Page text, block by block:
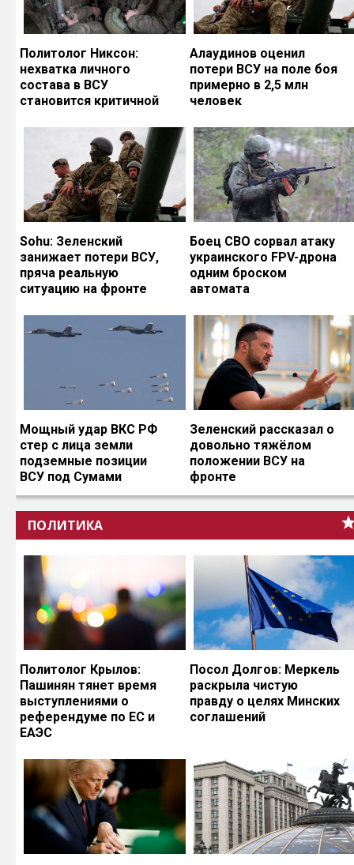
Политолог Никсон:
нехватка личного
состава в ВСУ
становится критичной
Алаудинов оценил
потери ВСУ на поле боя
примерно в 2,5 млн
человек
Sohu: Зеленский
занижает потери ВСУ,
пряча реальную
ситуацию на фронте
Боец СВО сорвал атаку
украинского FPV-дрона
одним броском
автомата
Мощный удар ВКС РФ
стер с лица земли
подземные позиции
ВСУ под Сумами
Зеленский рассказал о
довольно тяжёлом
положении ВСУ на
фронте
ПОЛИТИКА
Политолог Крылов:
Пашинян тянет время
выступлениями о
референдуме по ЕС и
ЕАЭС
Посол Долгов: Меркель
раскрыла чистую
правду о целях Минских
соглашений